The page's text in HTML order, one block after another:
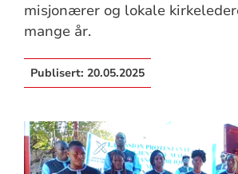
misjonærer og lokale
mange år.
Publisert: 20.05.2025